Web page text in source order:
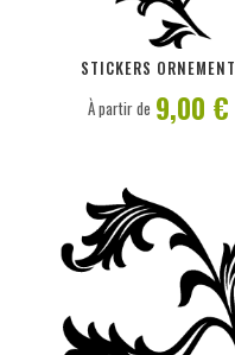
STICKERS ORNEMENT
PERSONNALISER
À partir de 9,00 €